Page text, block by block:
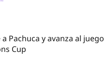
Pachuca y avanza al juego
Cup